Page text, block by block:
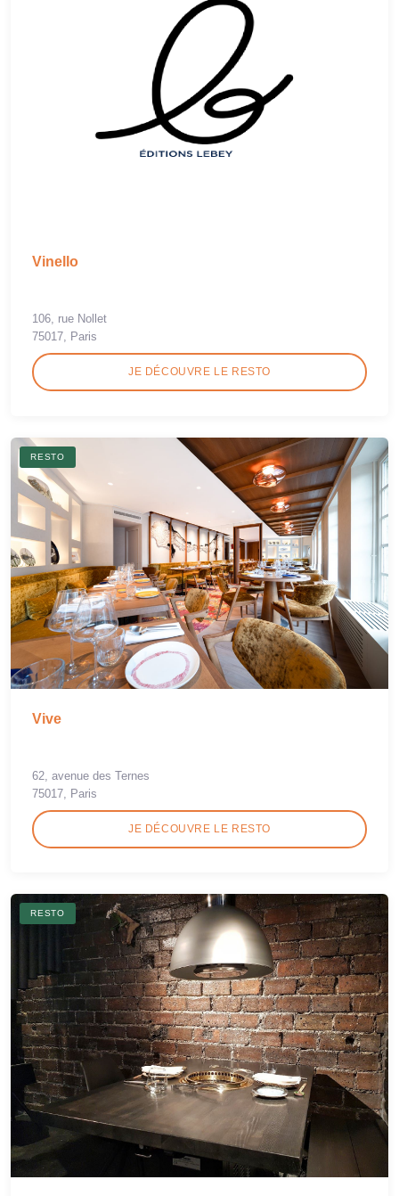
Vinello
106, rue Nollet
75017, Paris
JE DÉCOUVRE LE RESTO
RESTO
Vive
62, avenue des Ternes
75017, Paris
JE DÉCOUVRE LE RESTO
RESTO